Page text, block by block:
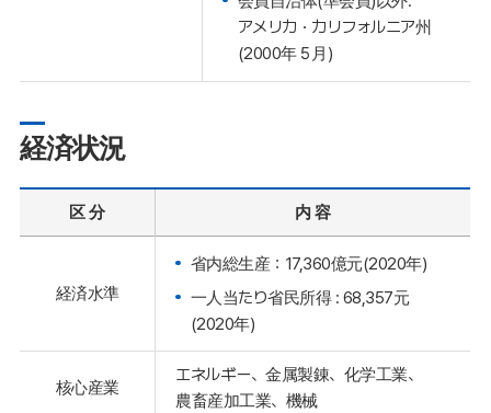
アメリカ・カリフォルニア州
(2000年５月)
経済状況
区 分 内 容
経済水準
省内総生産：17,360億元(2020年)
一人当たり省民所得 : 68,357元
(2020年)
核心産業
エネルギー、金属製錬、化学工業、
農畜産加工業、機械